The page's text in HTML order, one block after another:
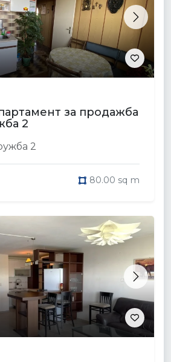
Next
за продажба
2
2
80.00 sq m
Next